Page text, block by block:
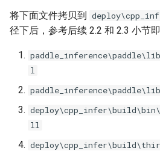
将下面文件拷贝到
径下后，参考后续 2.2 和 2.3 小节
l
ll